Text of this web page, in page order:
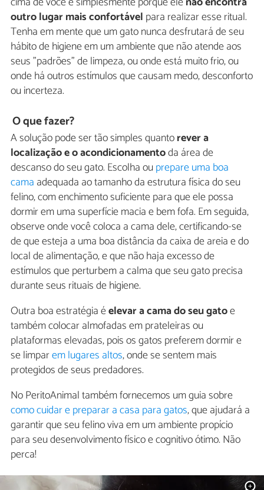
outro lugar mais confortável para realizar esse ritual.
Tenha em mente que um gato nunca desfrutará de seu
hábito de higiene em um ambiente que não atende aos
seus "padrões" de limpeza, ou onde está muito frio, ou
onde há outros estímulos que causam medo, desconforto
ou incerteza.
O que fazer?
A solução pode ser tão simples quantorever a
localização e o acondicionamentoda área de
descanso do seu gato. Escolha ouprepare uma boa
cama adequada ao tamanho da estrutura física do seu
felino, com enchimento suficiente para que ele possa
dormir em uma superfície macia e bem fofa. Em seguida,
observe onde você coloca a cama dele, certificando-se
de que esteja a uma boa distância da caixa de areia e do
local de alimentação, e que não haja excesso de
estímulos que perturbem a calma que seu gato precisa
durante seus rituais de higiene.
Outra boa estratégia éelevar a cama do seu gatoe
também colocar almofadas em prateleiras ou
plataformas elevadas, pois os gatos preferem dormir e
se limparem lugares altos, onde se sentem mais
protegidos de seus predadores.
No PeritoAnimal também fornecemos um guia sobre
como cuidar e preparar a casa para gatos, que ajudará a
garantir que seu felino viva em um ambiente propício
para seu desenvolvimento físico e cognitivo ótimo. Não
perca!